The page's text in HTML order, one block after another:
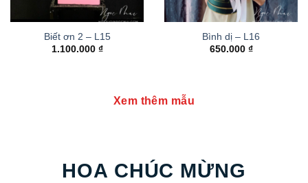
Biết ơn 2 – L15
1.100.000 ₫
Bình dị – L16
650.000 ₫
Xem thêm mẫu
HOA CHÚC MỪNG